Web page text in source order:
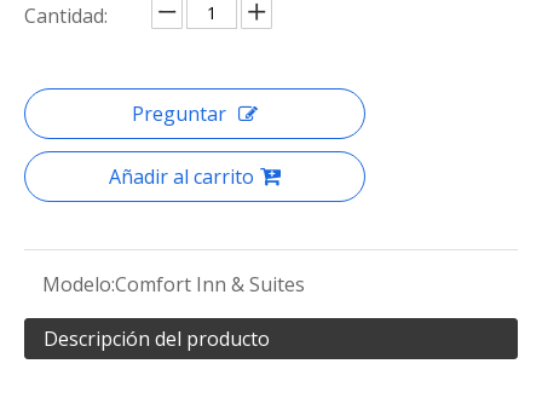
Cantidad:
Preguntar
Añadir al carrito
Modelo:Comfort Inn & Suites
Descripción del producto